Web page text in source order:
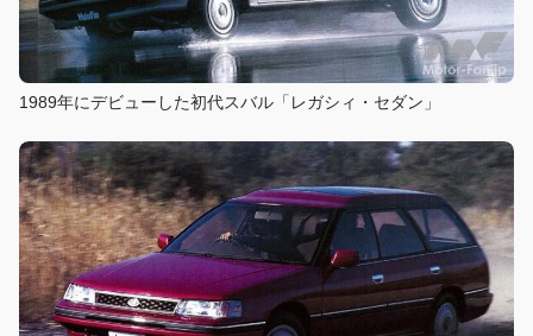
1989年にデビューした初代スバル「レガシィ・セダン」